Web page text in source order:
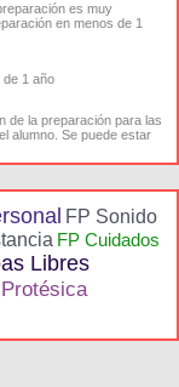
es muy
en menos de 1
1 año
de la preparación para las
alumno. Se puede estar
FP Sonido
FP Cuidados
Libres